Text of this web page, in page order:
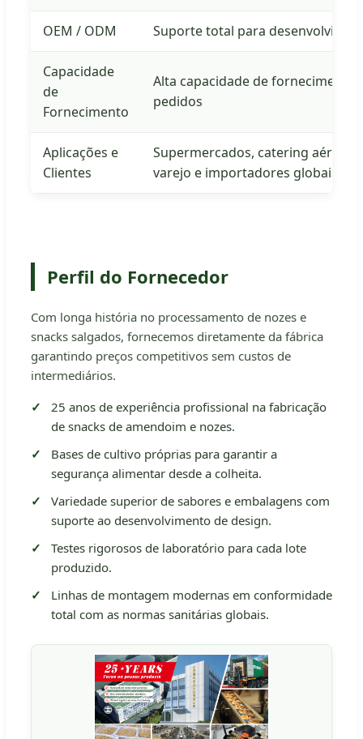
OEM / ODM Suporte total para
Capacidade
de
Fornecimento
Alta capacidade de fornecimento
pedidos
Aplicações e
Clientes
Supermercados, catering aéreo,
varejo e importadores globais
Perfil do Fornecedor
Com longa história no processamento de nozes e
snacks salgados, fornecemos diretamente da fábrica
garantindo preços competitivos sem custos de
intermediários.
25 anos de experiência profissional na fabricação
de snacks de amendoim e nozes.
Bases de cultivo próprias para garantir a
segurança alimentar desde a colheita.
Variedade superior de sabores e embalagens com
suporte ao desenvolvimento de design.
Testes rigorosos de laboratório para cada lote
produzido.
Linhas de montagem modernas em conformidade
total com as normas sanitárias globais.